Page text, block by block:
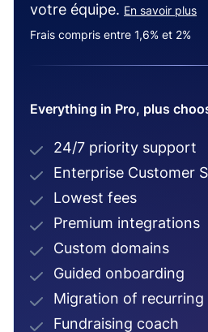
votre équipe. En savoir plus
Frais compris entre 1,6% et 2%
Everything in Pro, plus
24/7 priority support
Enterprise Customer
Lowest fees
Premium integrations
Custom domains
Guided onboarding
Migration of recurring
Fundraising coach